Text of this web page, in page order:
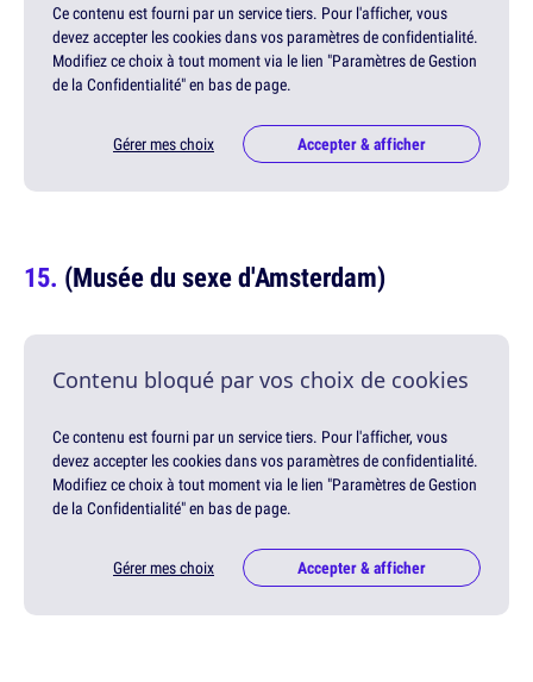
Ce contenu est fourni par un service tiers. Pour l'afficher, vous
devez accepter les cookies dans vos paramètres de confidentialité.
Modifiez ce choix à tout moment via le lien "Paramètres de Gestion
de la Confidentialité" en bas de page.
Gérer mes choix Accepter & afficher
(Musée du sexe d'Amsterdam)
Contenu bloqué par vos choix de cookies
Ce contenu est fourni par un service tiers. Pour l'afficher, vous
devez accepter les cookies dans vos paramètres de confidentialité.
Modifiez ce choix à tout moment via le lien "Paramètres de Gestion
de la Confidentialité" en bas de page.
Gérer mes choix Accepter & afficher